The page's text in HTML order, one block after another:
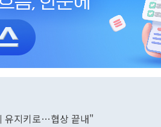
유지키로…협상 끝내"